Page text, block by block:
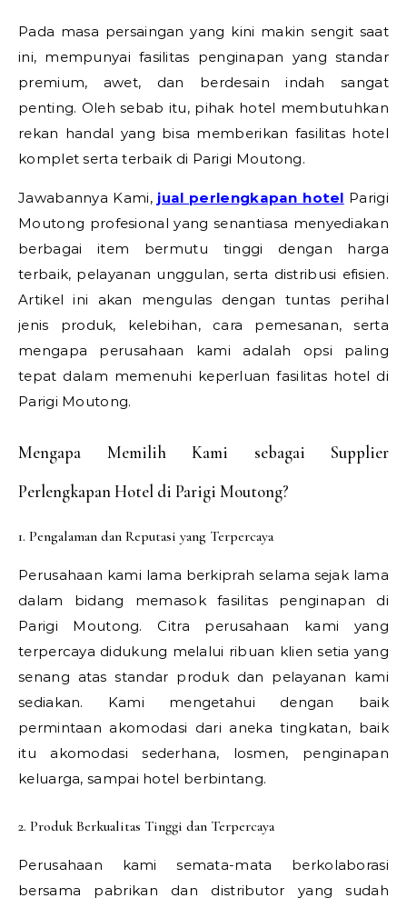
Pada masa persaingan yang kini makin sengit saat
ini, mempunyai fasilitas penginapan yang standar
premium, awet, dan berdesain indah sangat
penting. Oleh sebab itu, pihak hotel membutuhkan
rekan handal yang bisa memberikan fasilitas hotel
komplet serta terbaik di Parigi Moutong.
Jawabannya Kami, jual perlengkapan hotel Parigi
Moutong profesional yang senantiasa menyediakan
berbagai item bermutu tinggi dengan harga
terbaik, pelayanan unggulan, serta distribusi efisien.
Artikel ini akan mengulas dengan tuntas perihal
jenis produk, kelebihan, cara pemesanan, serta
mengapa perusahaan kami adalah opsi paling
tepat dalam memenuhi keperluan fasilitas hotel di
Parigi Moutong.
Mengapa Memilih Kami sebagai Supplier
Perlengkapan Hotel di Parigi Moutong?
1. Pengalaman dan Reputasi yang Terpercaya
Perusahaan kami lama berkiprah selama sejak lama
dalam bidang memasok fasilitas penginapan di
Parigi Moutong. Citra perusahaan kami yang
terpercaya didukung melalui ribuan klien setia yang
senang atas standar produk dan pelayanan kami
sediakan. Kami mengetahui dengan baik
permintaan akomodasi dari aneka tingkatan, baik
itu akomodasi sederhana, losmen, penginapan
keluarga, sampai hotel berbintang.
2. Produk Berkualitas Tinggi dan Terpercaya
Perusahaan kami semata-mata berkolaborasi
bersama pabrikan dan distributor yang sudah